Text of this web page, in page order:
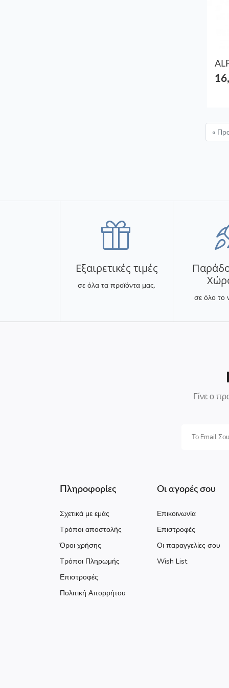
«
Εξαιρετικές τιμές
σε όλα τα προϊόντα μας.
σε όλο το
Γίνε ο
Πληροφορίες
Σχετικά με εμάς
Τρόποι αποστολής
Όροι χρήσης
Τρόποι Πληρωμής
Επιστροφές
Πολιτική Απορρήτου
Οι αγορές σου
Επικοινωνία
Επιστροφές
Οι παραγγελίες σου
Wish List